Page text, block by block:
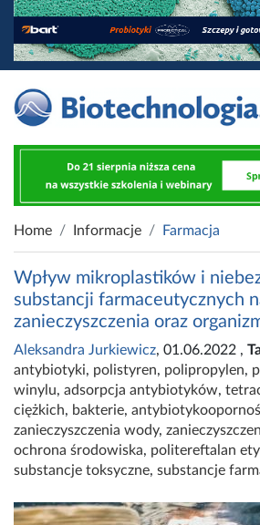
Home Informacje Farmacja
Wpływ mikroplastików i
substancji farmaceutycznych
zanieczyszczenia oraz
Aleksandra Jurkiewicz, 01.06.2022 ,
antybiotyki, polistyren, polipropylen,
winylu, adsorpcja antybiotyków,
ciężkich, bakterie,
zanieczyszczenia wody,
ochrona środowiska, politereftalan
substancje toksyczne, substancje